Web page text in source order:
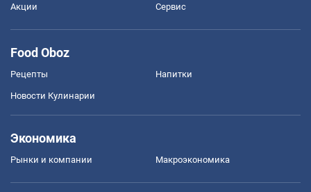
Акции Сервис
Food Oboz
Рецепты Напитки
Новости Кулинарии
Экономика
Рынки и компании Mакроэкономика